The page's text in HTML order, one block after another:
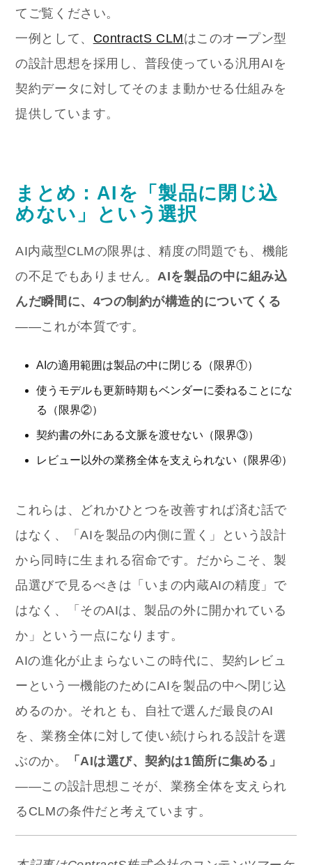
てご覧ください。
一例として、 ContractS CLMはこのオープン型
の設計思想を採用し、普段使っている汎用AIを
契約データに対してそのまま動かせる仕組みを
提供しています。
まとめ：AIを「製品に閉じ込
めない」という選択
AI内蔵型CLMの限界は、精度の問題でも、機能
の不足でもありません。AIを製品の中に組み込
んだ瞬間に、4つの制約が構造的についてくる
——これが本質です。
AIの適用範囲は製品の中に閉じる（限界①）
使うモデルも更新時期もベンダーに委ねることにな
る（限界②）
契約書の外にある文脈を渡せない（限界③）
レビュー以外の業務全体を支えられない（限界④）
これらは、どれかひとつを改善すれば済む話で
はなく、「AIを製品の内側に置く」という設計
から同時に生まれる宿命です。だからこそ、製
品選びで見るべきは「いまの内蔵AIの精度」で
はなく、「そのAIは、製品の外に開かれている
か」という一点になります。
AIの進化が止まらないこの時代に、契約レビュ
ーという一機能のためにAIを製品の中へ閉じ込
めるのか。それとも、自社で選んだ最良のAI
を、業務全体に対して使い続けられる設計を選
ぶのか。
「AIは選び、契約は1箇所に集める」
——この設計思想こそが、業務全体を支えられ
るCLMの条件だと考えています。